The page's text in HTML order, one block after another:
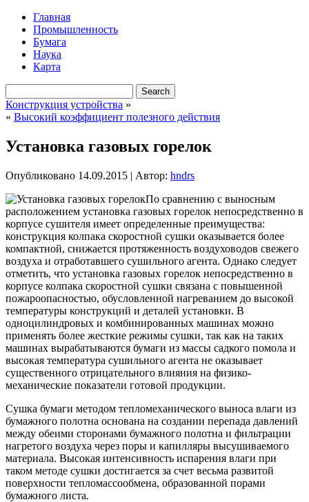
Главная
Промышленность
Бумага
Наука
Карта
Конструкция устройства »
« Высокий коэффициент полезного действия
Установка газовых горелок
Опубликовано 14.09.2015 | Автор: hndrs
По сравнению с выносным
расположением установка газовых горелок непосредственно в
корпусе сушителя имеет определенные преимущества:
конструкция колпака скоростной сушки оказывается более
компактной, снижается протяженность воздуховодов свежего
воздуха и отработавшего сушильного агента. Однако следует
отметить, что установка газовых горелок непосредственно в
корпусе колпака скоростной сушки связана с повышенной
пожароопасностью, обусловленной нагреванием до высокой
температуры конструкций и деталей установки. В
одноцилиндровых и комбинированных машинах можно
применять более жесткие режимы сушки, так как на таких
машинах вырабатываются бумаги из массы садкого помола и
высокая температура сушильного агента не оказывает
существенного отрицательного влияния на физико-
механические показатели готовой продукции.
Сушка бумаги методом тепломеханического выноса влаги из
бумажного полотна основана на создании перепада давлений
между обеими сторонами бумажного полотна и фильтрации
нагретого воздуха через поры и капилляры высушиваемого
материала. Высокая интенсивность испарения влаги при
таком методе сушки достигается за счет весьма развитой
поверхности тепломассообмена, образованной порами
бумажного листа.